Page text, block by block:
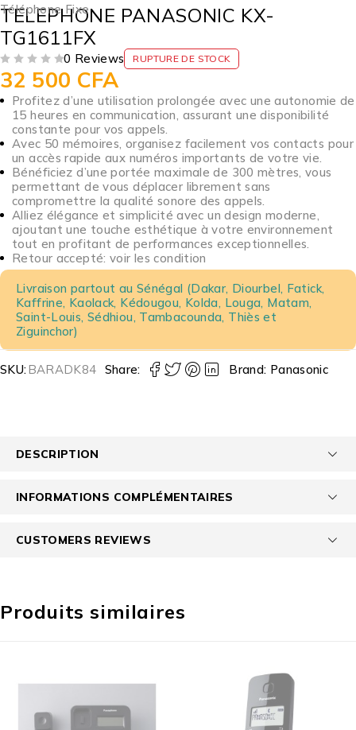
Téléphone Fixe
TELEPHONE PANASONIC KX-
TG1611FX
0 Reviews RUPTURE DE STOCK
32 500 CFA
Profitez d’une utilisation prolongée avec une autonomie de
15 heures en communication, assurant une disponibilité
constante pour vos appels.
Avec 50 mémoires, organisez facilement vos contacts pour
un accès rapide aux numéros importants de votre vie.
Bénéficiez d’une portée maximale de 300 mètres, vous
permettant de vous déplacer librement sans
compromettre la qualité sonore des appels.
Alliez élégance et simplicité avec un design moderne,
ajoutant une touche esthétique à votre environnement
tout en profitant de performances exceptionnelles.
Retour accepté: voir les condition
Livraison partout au Sénégal (Dakar, Diourbel, Fatick,
Kaffrine, Kaolack, Kédougou, Kolda, Louga, Matam,
Saint-Louis, Sédhiou, Tambacounda, Thiès et
Ziguinchor)
SKU:BARADK84 Share: Brand: Panasonic
DESCRIPTION
INFORMATIONS COMPLÉMENTAIRES
CUSTOMERS REVIEWS
Produits similaires